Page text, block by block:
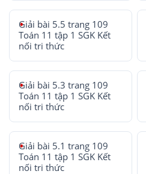
Giải bài 5.5 trang 109
Toán 11 tập 1 SGK Kết
nối tri thức
Giải bài 5.3 trang 109
Toán 11 tập 1 SGK Kết
nối tri thức
Giải bài 5.1 trang 109
Toán 11 tập 1 SGK Kết
nối tri thức